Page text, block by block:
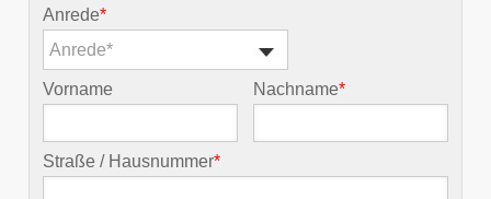
Anrede*
Anrede*
Vorname Nachname*
Straße / Hausnummer*